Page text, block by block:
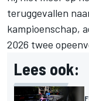
teruggevallen
kampioenschap,
2026 twee
Lees ook: